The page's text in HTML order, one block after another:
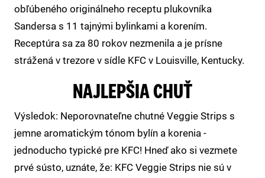
obľúbeného originálneho receptu plukovníka
Sandersa s 11 tajnými bylinkami a korením.
Receptúra ​​sa za 80 rokov nezmenila a je prísne
strážená v trezore v sídle KFC v Louisville, Kentucky.
NAJLEPŠIA CHUŤ
Výsledok: Neporovnateľne chutné Veggie Strips s
jemne aromatickým tónom bylín a korenia -
jednoducho typické pre KFC! Hneď ako si vezmete
prvé sústo, uznáte, že: KFC Veggie Strips nie sú v